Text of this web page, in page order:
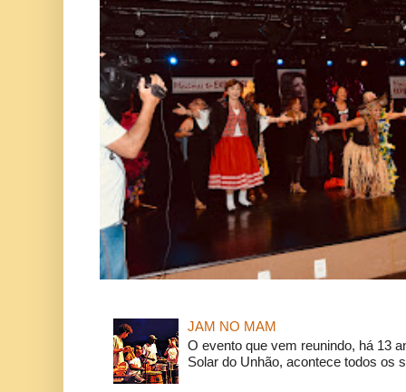
JAM NO MAM
O evento que vem reunindo, há 13
Solar do Unhão, acontece todos os